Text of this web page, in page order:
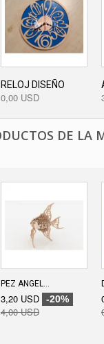
RELOJ DISEÑO
0,00 USD
DE LA
PEZ ANGEL...
3,20 USD -20%
4,00 USD